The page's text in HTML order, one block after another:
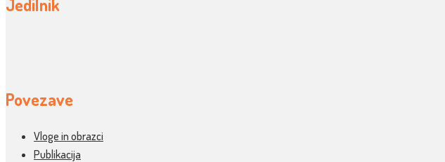
Jedilnik
Povezave
Vloge in obrazci
Publikacija